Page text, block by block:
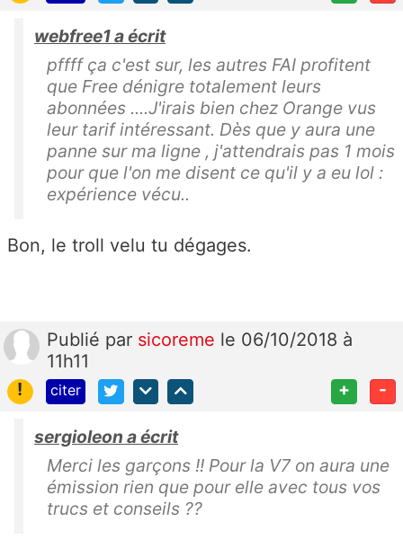
webfree1 a écrit
pffff ça c'est sur, les autres FAI profitent
que Free dénigre totalement leurs
abonnées ....J'irais bien chez Orange vus
leur tarif intéressant. Dès que y aura une
panne sur ma ligne , j'attendrais pas 1 mois
pour que l'on me disent ce qu'il y a eu lol :
expérience vécu..
Bon, le troll velu tu dégages.
Publié par sicoreme le 06/10/2018 à
11h11
!
citer + -
sergioleon a écrit
Merci les garçons !! Pour la V7 on aura une
émission rien que pour elle avec tous vos
trucs et conseils ??